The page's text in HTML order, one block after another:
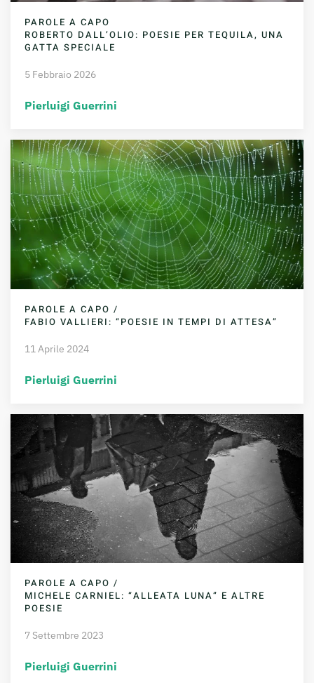
PAROLE A CAPO
ROBERTO DALL’OLIO: POESIE PER TEQUILA, UNA
GATTA SPECIALE
5 Febbraio 2026
Pierluigi Guerrini
PAROLE A CAPO /
FABIO VALLIERI: “POESIE IN TEMPI DI ATTESA”
11 Aprile 2024
Pierluigi Guerrini
PAROLE A CAPO /
MICHELE CARNIEL: “ALLEATA LUNA” E ALTRE
POESIE
7 Settembre 2023
Pierluigi Guerrini